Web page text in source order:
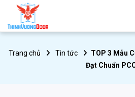
Trang chủ Tin tức
TOP 3 Mẫu
Đạt Chuẩn